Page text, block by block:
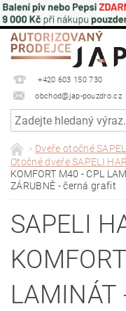
+420 603 150 730
obchod@jap-pouzdro.cz
Dveře otočné
Otočné dveře SAPELI
KOMFORT M40 - CPL
ZÁRUBNĚ - černá grafit
SAPELI
LAMINÁT